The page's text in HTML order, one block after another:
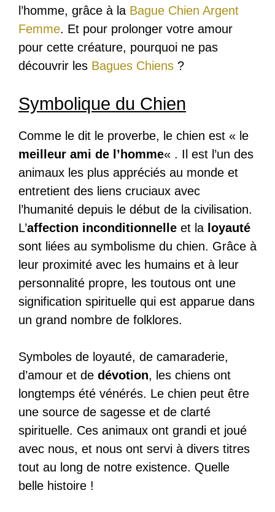
l’homme, grâce à la Bague Chien Argent
Femme. Et pour prolonger votre amour
pour cette créature, pourquoi ne pas
découvrir les Bagues Chiens ?
Symbolique du Chien
Comme le dit le proverbe, le chien est « le
meilleur ami de l’homme« . Il est l’un des
animaux les plus appréciés au monde et
entretient des liens cruciaux avec
l’humanité depuis le début de la civilisation.
L’affection inconditionnelle et la loyauté
sont liées au symbolisme du chien. Grâce à
leur proximité avec les humains et à leur
personnalité propre, les toutous ont une
signification spirituelle qui est apparue dans
un grand nombre de folklores.
Symboles de loyauté, de camaraderie,
d’amour et de dévotion, les chiens ont
longtemps été vénérés. Le chien peut être
une source de sagesse et de clarté
spirituelle. Ces animaux ont grandi et joué
avec nous, et nous ont servi à divers titres
tout au long de notre existence. Quelle
belle histoire !